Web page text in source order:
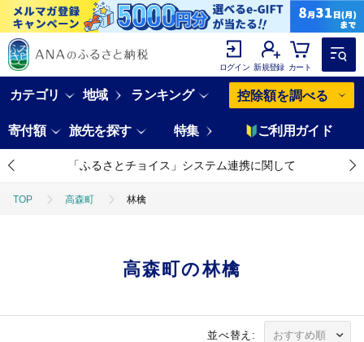
ログイン 新規登録 カート
カテゴリ 地域 ランキング 控除額を調べる
寄付額 旅先を探す 特集 ご利用ガイド
「ふるさとチョイス」システム連携に関して
TOP 高森町 林檎
高森町の林檎
並べ替え: